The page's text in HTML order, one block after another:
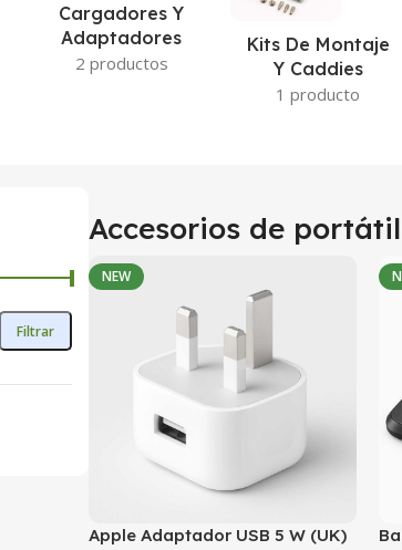
Cargadores Y
Adaptadores
2 productos
Kits De Montaje
Y Caddies
1 producto
Filtrar
Accesorios de
NEW
Apple Adaptador USB 5 W (UK)